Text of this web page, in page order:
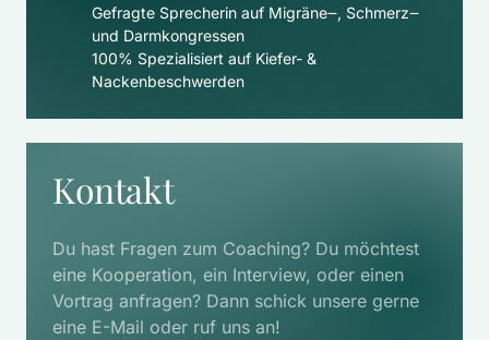
Gefragte Sprecherin auf Migräne‒, Schmerz‒
und Darmkongressen
100% Spezialisiert auf Kiefer- &
Nackenbeschwerden
Kontakt
Du hast Fragen zum Coaching? Du möchtest
eine Kooperation, ein Interview, oder einen
Vortrag anfragen? Dann schick unsere gerne
eine E-Mail oder ruf uns an!